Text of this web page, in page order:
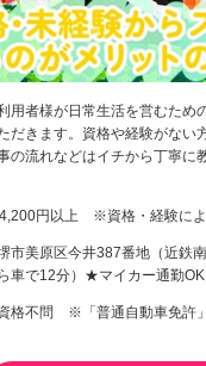
用者様が日常生活を営むため
だきます。資格や経験がない
の流れなどはイチから丁寧に
円以上 ※資格・経験に
市美原区今井387番地（近鉄
車で12分）★マイカー通勤OK
格不問 ※「普通自動車免許